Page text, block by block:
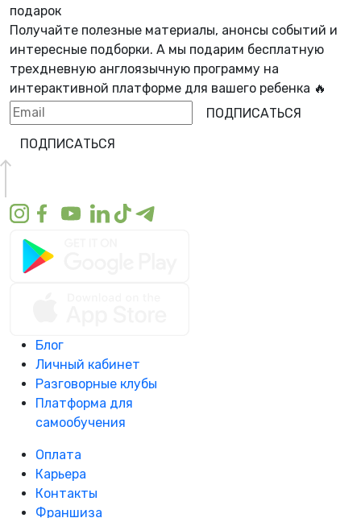
подарок
Получайте полезные материалы, анонсы событий и
интересные подборки. А мы подарим бесплатную
трехдневную англоязычную программу на
интерактивной платформе для вашего ребенка 🔥
ПОДПИСАТЬСЯ
ПОДПИСАТЬСЯ
Блог
Личный кабинет
Разговорные клубы
Платформа для
самообучения
Оплата
Карьера
Контакты
Франшиза